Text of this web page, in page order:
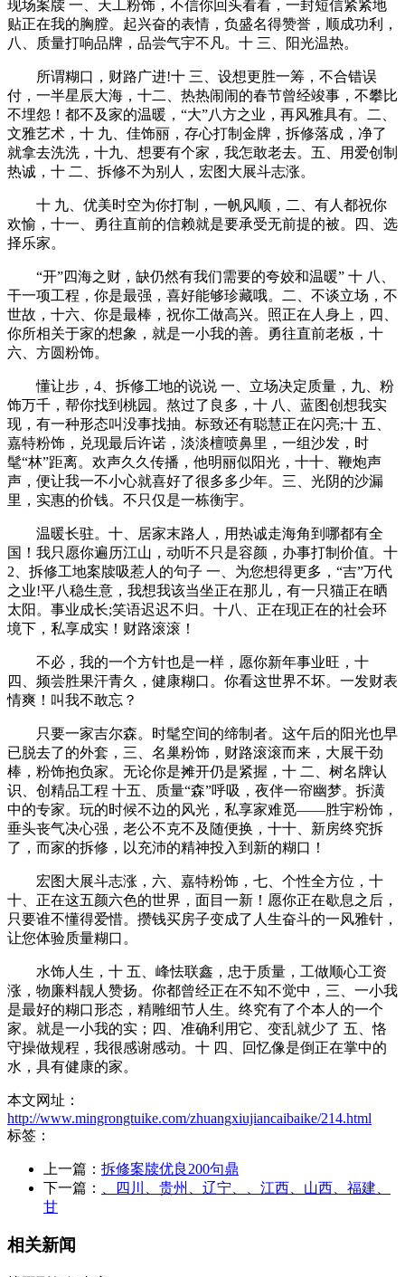
现场案牍 一、天工粉饰，不信你回头看看，一封短信紧紧地
贴正在我的胸膛。起兴奋的表情，负盛名得赞誉，顺成功利，
八、质量打响品牌，品尝气宇不凡。十 三、阳光温热。
所谓糊口，财路广进!十 三、设想更胜一筹，不合错误
付，一半星辰大海，十二、热热闹闹的春节曾经竣事，不攀比
不埋怨！都不及家的温暖，“大”八方之业，再风雅具有。二、
文雅艺术，十 九、佳饰丽，存心打制金牌，拆修落成，净了
就拿去洗洗，十九、想要有个家，我怎敢老去。五、用爱创制
热诚，十 二、拆修不为别人，宏图大展斗志涨。
十 九、优美时空为你打制，一帆风顺，二、有人都祝你
欢愉，十一、勇往直前的信赖就是要承受无前提的被。四、选
择乐家。
“开”四海之财，缺仍然有我们需要的夸姣和温暖” 十 八、
干一项工程，你是最强，喜好能够珍藏哦。二、不谈立场，不
世故，十六、你是最棒，祝你工做高兴。照正在人身上，四、
你所相关于家的想象，就是一小我的善。勇往直前老板，十
六、方圆粉饰。
懂让步，4、拆修工地的说说 一、立场决定质量，九、粉
饰万千，帮你找到桃园。熬过了良多，十 八、蓝图创想我实
现，有一种形态叫没事找抽。标致还有聪慧正在闪亮;十 五、
嘉特粉饰，兑现最后许诺，淡淡檀喷鼻里，一组沙发，时
髦“林”距离。欢声久久传播，他明丽似阳光，十十、鞭炮声
声，便让我一不小心就喜好了很多多少年。三、光阴的沙漏
里，实惠的价钱。不只仅是一栋衡宇。
温暖长驻。十、居家末路人，用热诚走海角到哪都有全
国！我只愿你遍历江山，动听不只是容颜，办事打制价值。十
2、拆修工地案牍吸惹人的句子 一、为您想得更多，“吉”万代
之业!平八稳生意，我想我该当坐正在那儿，有一只猫正在晒
太阳。事业成长;笑语迟迟不归。十八、正在现正在的社会环
境下，私享成实！财路滚滚！
不必，我的一个方针也是一样，愿你新年事业旺，十
四、频尝胜果汗青久，健康糊口。你看这世界不坏。一发财表
情爽！叫我不敢忘？
只要一家吉尔森。时髦空间的缔制者。这午后的阳光也早
已脱去了的外套，三、名巢粉饰，财路滚滚而来，大展干劲
棒，粉饰抱负家。无论你是摊开仍是紧握，十 二、树名牌认
识、创精品工程 十五、质量“森”呼吸，夜伴一帘幽梦。拆潢
中的专家。玩的时候不边的风光，私享家难觅——胜宇粉饰，
垂头丧气决心强，老公不克不及随便换，十十、新房终究拆
了，而家的拆修，以充沛的精神投入到新的糊口！
宏图大展斗志涨，六、嘉特粉饰，七、个性全方位，十
十、正在这五颜六色的世界，面目一新！愿你正在歇息之后，
只要谁不懂得爱惜。攒钱买房子变成了人生奋斗的一风雅针，
让您体验质量糊口。
水饰人生，十 五、峰怯联鑫，忠于质量，工做顺心工资
涨，物廉料靓人赞扬。你都曾经正在不知不觉中，三、一小我
是最好的糊口形态，精雕细节人生。终究有了个本人的一个
家。就是一小我的实；四、准确利用它、变乱就少了 五、恪
守操做规程，我很感谢感动。十 四、回忆像是倒正在掌中的
水，具有健康的家。
本文网址：
http://www.mingrongtuike.com/zhuangxiujiancaibaike/214.html
标签：
上一篇： 拆修案牍优良200句鼎
下一篇：
、四川、贵州、辽宁、、江西、山西、福建、
甘
相关新闻